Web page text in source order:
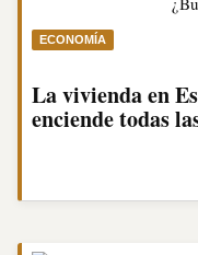
ECONOMÍA
La vivienda en
enciende todas